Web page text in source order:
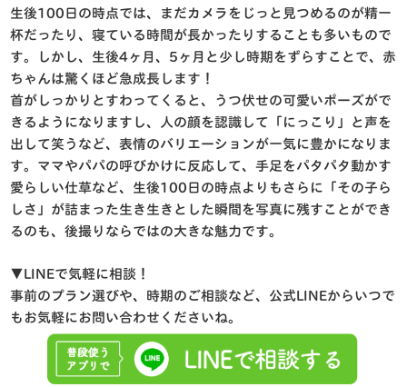
生後100日の時点では、まだカメラをじっと見つめるのが精一
杯だったり、寝ている時間が長かったりすることも多いもので
す。しかし、生後4ヶ月、5ヶ月と少し時期をずらすことで、赤
ちゃんは驚くほど急成長します！
首がしっかりとすわってくると、うつ伏せの可愛いポーズがで
きるようになりますし、人の顔を認識して「にっこり」と声を
出して笑うなど、表情のバリエーションが一気に豊かになりま
す。ママやパパの呼びかけに反応して、手足をパタパタ動かす
愛らしい仕草など、生後100日の時点よりもさらに「その子ら
しさ」が詰まった生き生きとした瞬間を写真に残すことができ
るのも、後撮りならではの大きな魅力です。
▼LINEで気軽に相談！
事前のプラン選びや、時期のご相談など、公式LINEからいつで
もお気軽にお問い合わせくださいね。